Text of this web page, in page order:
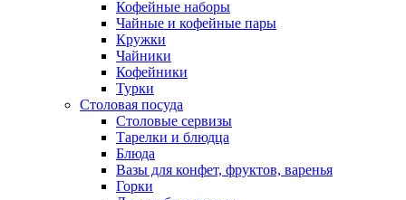
Кофейные наборы
Чайные и кофейные пары
Кружки
Чайники
Кофейники
Турки
Столовая посуда
Столовые сервизы
Тарелки и блюдца
Блюда
Вазы для конфет, фруктов, варенья
Горки